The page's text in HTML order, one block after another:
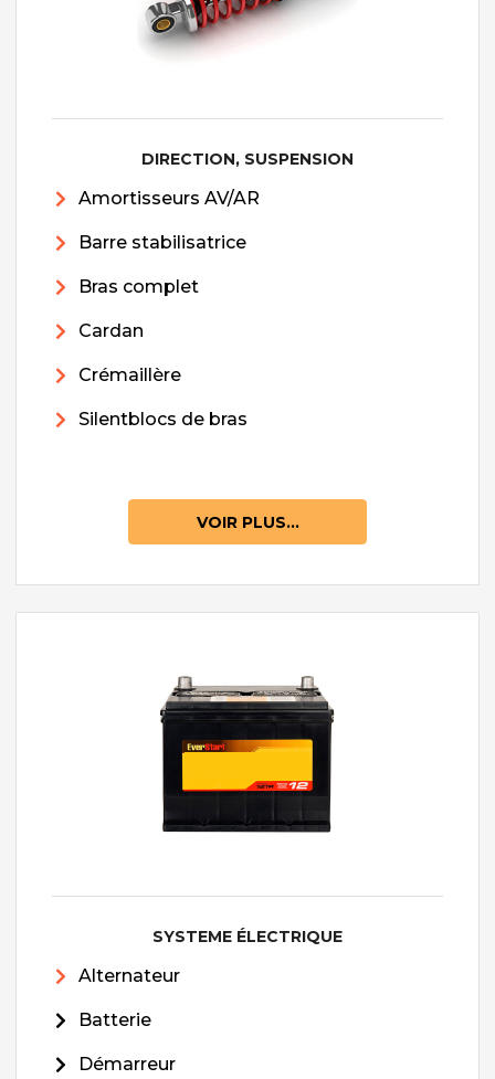
DIRECTION, SUSPENSION
Amortisseurs AV/AR
Barre stabilisatrice
Bras complet
Cardan
Crémaillère
Silentblocs de bras
VOIR PLUS...
SYSTEME ÉLECTRIQUE
Alternateur
Batterie
Démarreur